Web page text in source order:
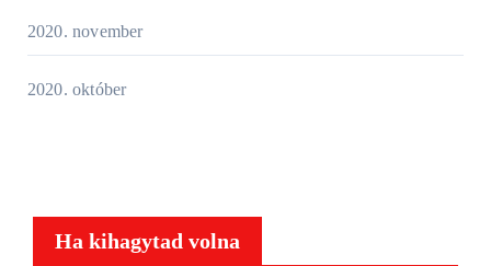
2020. november
2020. október
Ha kihagytad volna